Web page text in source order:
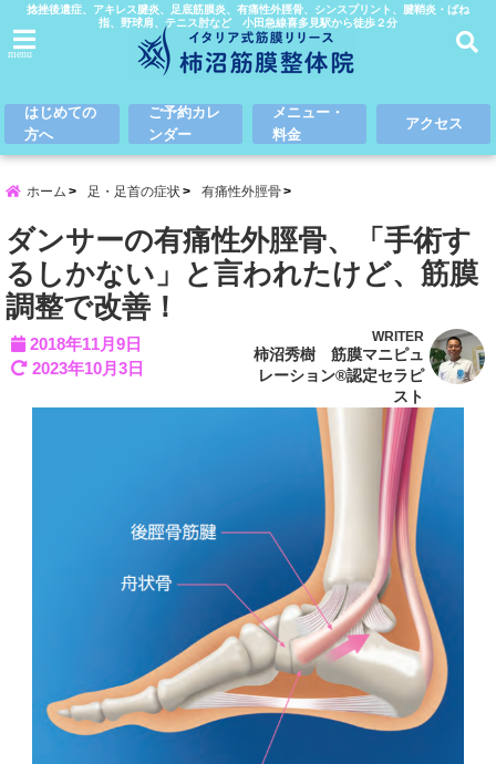
捻挫後遺症、アキレス腱炎、足底筋膜炎、有痛性外脛骨、シンスプリント、腱鞘炎・ばね
指、野球肩、テニス肘など 小田急線喜多見駅から徒歩２分
menu
はじめての
方へ
ご予約カレ
ンダー
メニュー・
料金
アクセス
ホーム 足・足首の症状 有痛性外脛骨
ダンサーの有痛性外脛骨、「手術す
るしかない」と言われたけど、筋膜
調整で改善！
2018年11月9日
2023年10月3日
WRITER
柿沼秀樹 筋膜マニピュ
レーション®認定セラピ
スト